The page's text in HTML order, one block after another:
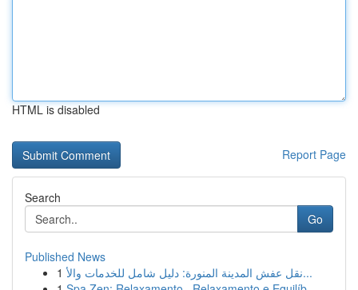
HTML is disabled
Report Page
Search
Go
Published News
1
نقل عفش المدينة المنورة: دليل شامل للخدمات والأ...